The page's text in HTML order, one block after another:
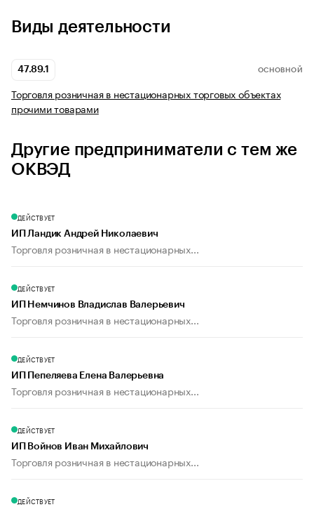
Виды деятельности
47.89.1 ОСНОВНОЙ
Торговля розничная в нестационарных торговых объектах
прочими товарами
Другие предприниматели с тем же
ОКВЭД
ДЕЙСТВУЕТ
ИП Ландик Андрей Николаевич
Торговля розничная в нестационарных...
ДЕЙСТВУЕТ
ИП Немчинов Владислав Валерьевич
Торговля розничная в нестационарных...
ДЕЙСТВУЕТ
ИП Пепеляева Елена Валерьевна
Торговля розничная в нестационарных...
ДЕЙСТВУЕТ
ИП Войнов Иван Михайлович
Торговля розничная в нестационарных...
ДЕЙСТВУЕТ